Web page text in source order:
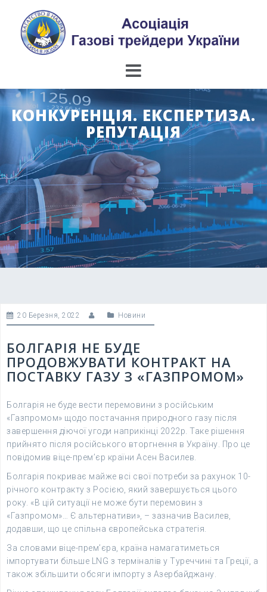
content
КОНКУРЕНЦІЯ. ЕКСПЕРТИЗА.
РЕПУТАЦІЯ
20 Березня, 2022 Новини
БОЛГАРІЯ НЕ БУДЕ
ПРОДОВЖУВАТИ КОНТРАКТ НА
ПОСТАВКУ ГАЗУ З «ГАЗПРОМОМ»
Болгарія не буде вести перемовини з російським
«Газпромом» щодо постачання природного газу після
завершення діючої угоди наприкінці 2022р. Таке рішення
прийнято після російського вторгнення в Україну. Про це
повідомив віце-прем’єр країни Асен Василев.
Болгарія покриває майже всі свої потреби за рахунок 10-
річного контракту з Росією, який завершується цього
року. «В цій ситуації не може бути перемовин з
«Газпромом»… Є альтернативи», – зазначив Василев,
додавши, що це спільна європейська стратегія.
За словами віце-прем’єра, країна намагатиметься
імпортувати більше LNG з терміналів у Туреччині та Греції, а
також збільшити обсяги імпорту з Азербайджану.